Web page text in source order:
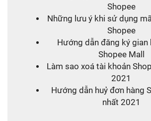
Shopee
Những lưu ý khi sử dụng
Shopee
Hướng dẫn đăng ký gian
Shopee Mall
Làm sao xoá tài khoản
2021
Hướng dẫn huỷ đơn hàng
nhất 2021